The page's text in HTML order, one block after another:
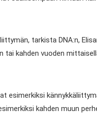
tarkista DNA:n,
kahden vuoden
kahden muun